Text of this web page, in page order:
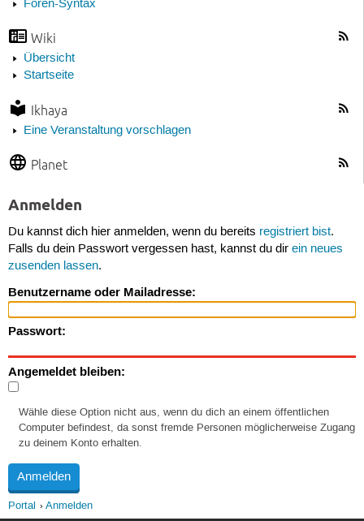
Foren-Syntax
Wiki
Übersicht
Startseite
Ikhaya
Eine Veranstaltung vorschlagen
Planet
Anmelden
Du kannst dich hier anmelden, wenn du bereits registriert bist.
Falls du dein Passwort vergessen hast, kannst du dir ein neues
zusenden lassen.
Benutzername oder Mailadresse:
Passwort:
Angemeldet bleiben:
Wähle diese Option nicht aus, wenn du dich an einem öffentlichen
Computer befindest, da sonst fremde Personen möglicherweise Zugang
zu deinem Konto erhalten.
Portal Anmelden